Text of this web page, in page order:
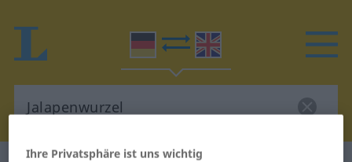
Ihre Privatsphäre ist uns wichtig